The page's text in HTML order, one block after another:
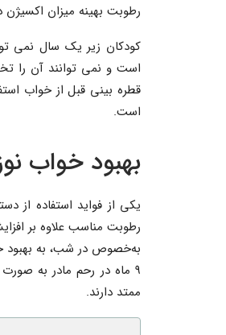
رطوبت بهینه میزان اکسیژن دریافتی بدن
کودکان زیر یک سال نمی
است و نمی توانند آن را
قطره بینی قبل از خواب
است.
بهبود خواب
یکی از فواید استفاده از
رطوبت مناسب علاوه بر
به‌خصوص در شب، به بهبود
۹ ماه در رحم مادر به
ممتد دارند.